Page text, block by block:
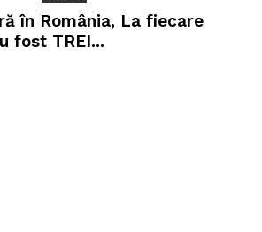
în România, La fiecare
fost TREI...